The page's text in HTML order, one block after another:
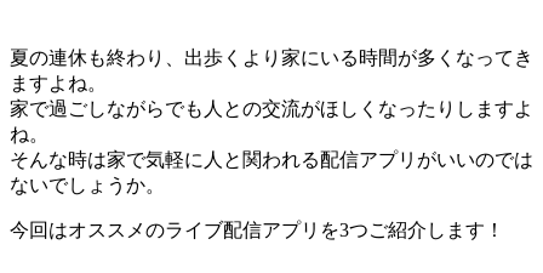
夏の連休も終わり、出歩くより家にいる時間が多くなってき
ますよね。
家で過ごしながらでも人との交流がほしくなったりしますよ
ね。
そんな時は家で気軽に人と関われる配信アプリがいいのでは
ないでしょうか。
今回はオススメのライブ配信アプリを3つご紹介します！